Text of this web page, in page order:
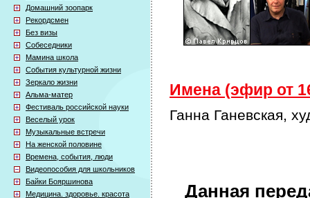
Домашний зоопарк
Рекордсмен
Без визы
Собеседники
Мамина школа
События культурной жизни
Зеркало жизни
Альма-матер
Фестиваль российской науки
Веселый урок
Музыкальные встречи
На женской половине
Времена, события, люди
Видеопособия для школьников
Байки Бояршинова
Медицина. здоровье. красота
Имена (эфир от
Ганна Ганевская,
Данная